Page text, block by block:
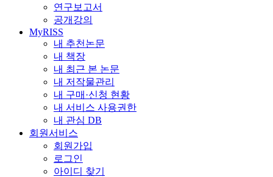
연구보고서
공개강의
MyRISS
내 추천논문
내 책장
내 최근 본 논문
내 저작물관리
내 구매·신청 현황
내 서비스 사용권한
내 관심 DB
회원서비스
회원가입
로그인
아이디 찾기